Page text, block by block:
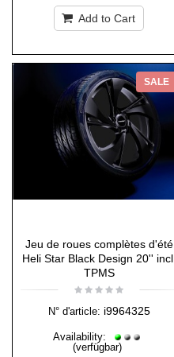
Add to Cart
SALE
Jeu de roues complètes d'été
Heli Star Black Design 20'' incl.
TPMS
N° d'article: i9964325
Availability:
(verfügbar)